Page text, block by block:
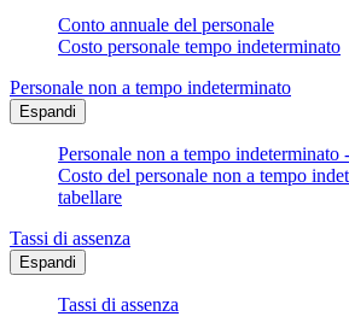
Conto annuale del personale
Costo personale tempo indeterminato
Personale non a tempo indeterminato
Espandi
Personale non a tempo indeterminato
Costo del personale non a tempo
tabellare
Tassi di assenza
Espandi
Tassi di assenza